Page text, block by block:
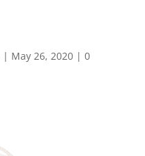
| May 26, 2020| 0